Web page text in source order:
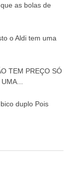
as bolas de
o Aldi tem uma
TEM PREÇO SÓ
duplo Pois